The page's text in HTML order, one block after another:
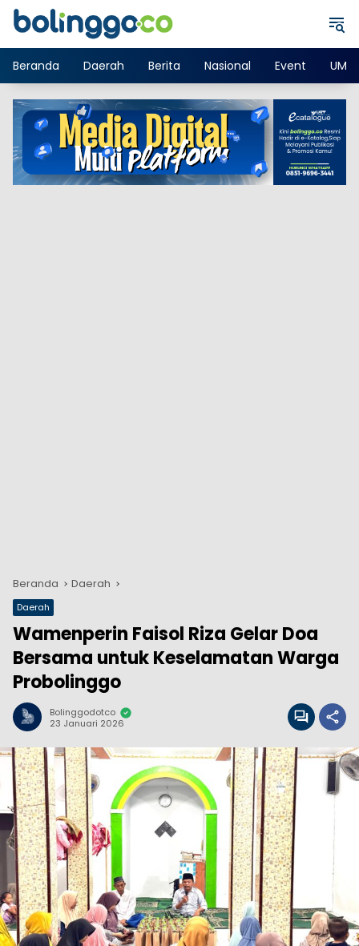
Langsung
Beranda
Daerah Berita Nasional Event
Beranda Daerah
Daerah
Wamenperin Faisol Riza Gelar Doa
Bersama untuk Keselamatan Warga
Probolinggo
Bolinggodotco
23 Januari 2026